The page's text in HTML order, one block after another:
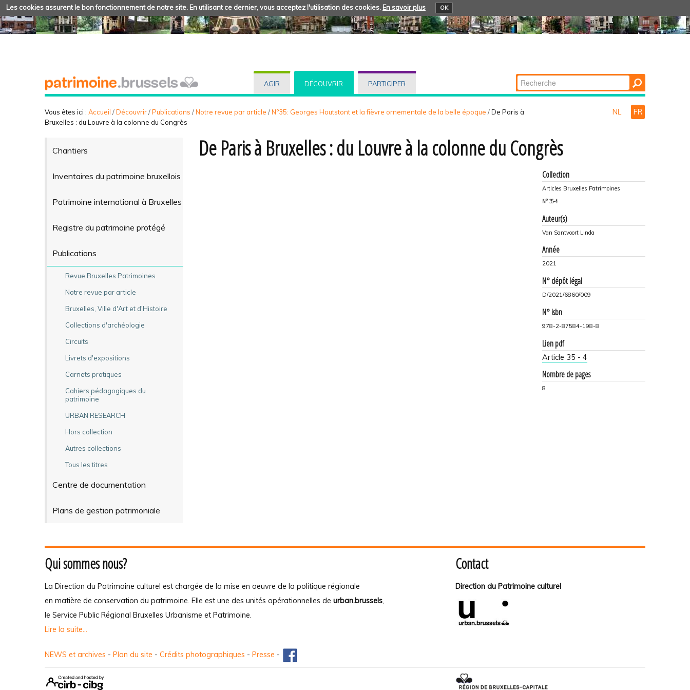
Les cookies assurent le bon fonctionnement de notre site. En utilisant ce dernier, vous acceptez l'utilisation des cookies. En savoir plus OK
AGIR DÉCOUVRIR PARTICIPER Chercher par
Recherche
Vous êtes ici : Accueil /Découvrir/Publications /Notre revue par article /N°35: Georges Houtstont et la fièvre ornementale de la belle époque /De Paris à
Bruxelles : du Louvre à la colonne du Congrès
NL FR
Chantiers
Inventaires du patrimoine bruxellois
Patrimoine international à Bruxelles
Registre du patrimoine protégé
Publications
Revue Bruxelles Patrimoines
Notre revue par article
Bruxelles, Ville d'Art et d'Histoire
Collections d'archéologie
Circuits
Livrets d'expositions
Carnets pratiques
Cahiers pédagogiques du
patrimoine
URBAN RESEARCH
Hors collection
Autres collections
Tous les titres
Centre de documentation
Plans de gestion patrimoniale
De Paris à Bruxelles : du Louvre à la colonne du Congrès
Collection
Articles Bruxelles Patrimoines
N° 35-4
Auteur(s)
Van Santvoort Linda
Année
2021
N° dépôt légal
D/2021/6860/009
N° isbn
978-2-87584-198-8
Lien pdf
Article 35 - 4
Nombre de pages
8
Qui sommes nous?
La Direction du Patrimoine culturel est chargée de la mise en oeuvre de la politique régionale
en matière de conservation du patrimoine. Elle est une des unités opérationnelles de urban.brussels,
le Service Public Régional Bruxelles Urbanisme et Patrimoine.
Lire la suite...
Contact
Direction du Patrimoine culturel
NEWS et archives - Plan du site - Crédits photographiques - Presse -